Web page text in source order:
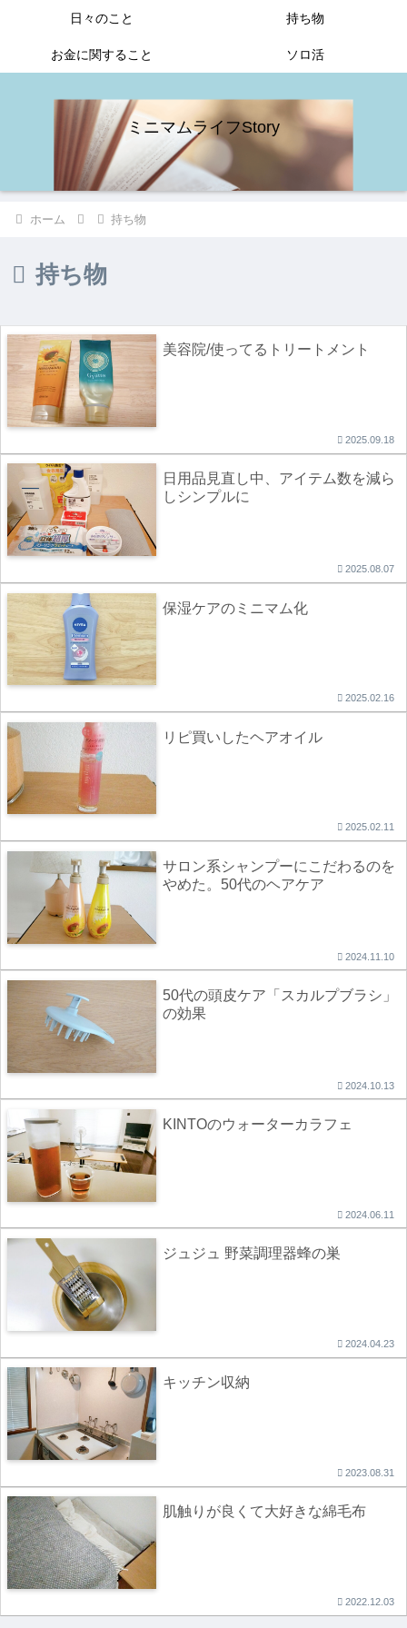
ミニマムライフStory
日々のこと 持ち物
お金に関すること ソロ活
ホーム 持ち物
持ち物
美容院/使ってるトリートメント
2025.09.18
日用品見直し中、アイテム数を減ら
しシンプルに
2025.08.07
保湿ケアのミニマム化
2025.02.16
リピ買いしたヘアオイル
2025.02.11
サロン系シャンプーにこだわるのを
やめた。50代のヘアケア
2024.11.10
50代の頭皮ケア「スカルプブラシ」
の効果
2024.10.13
KINTOのウォーターカラフェ
2024.06.11
ジュジュ 野菜調理器蜂の巣
2024.04.23
キッチン収納
2023.08.31
肌触りが良くて大好きな綿毛布
2022.12.03